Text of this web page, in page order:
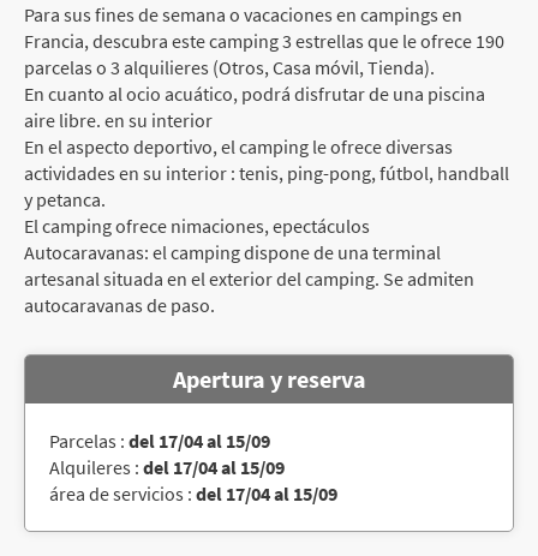
Para sus fines de semana o vacaciones en campings en
Francia, descubra este camping 3 estrellas que le ofrece 190
parcelas o 3 alquilieres (Otros, Casa móvil, Tienda).
En cuanto al ocio acuático, podrá disfrutar de una piscina
aire libre. en su interior
En el aspecto deportivo, el camping le ofrece diversas
actividades en su interior : tenis, ping-pong, fútbol, handball
y petanca.
El camping ofrece nimaciones, epectáculos
Autocaravanas: el camping dispone de una terminal
artesanal situada en el exterior del camping. Se admiten
autocaravanas de paso.
Apertura y reserva
Parcelas : del 17/04 al 15/09
Alquileres : del 17/04 al 15/09
área de servicios : del 17/04 al 15/09